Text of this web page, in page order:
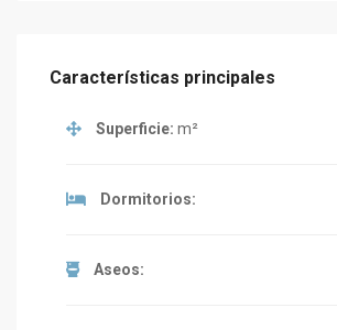
Características principales
Superficie: m²
Dormitorios:
Aseos: